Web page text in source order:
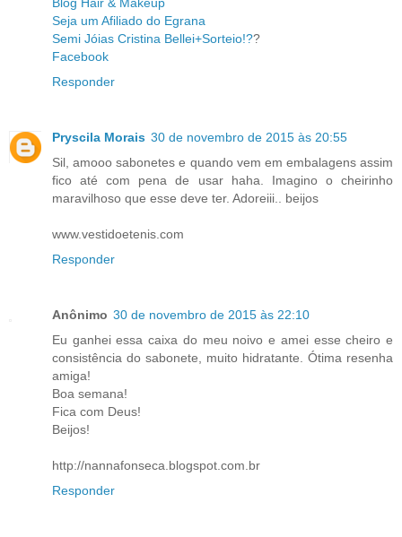
Blog Hair & Makeup
Seja um Afiliado do Egrana
Semi Jóias Cristina Bellei+Sorteio!??
Facebook
Responder
Pryscila Morais 30 de novembro de 2015 às 20:55
Sil, amooo sabonetes e quando vem em embalagens assim
fico até com pena de usar haha. Imagino o cheirinho
maravilhoso que esse deve ter. Adoreiii.. beijos
www.vestidoetenis.com
Responder
Anônimo 30 de novembro de 2015 às 22:10
Eu ganhei essa caixa do meu noivo e amei esse cheiro e
consistência do sabonete, muito hidratante. Ótima resenha
amiga!
Boa semana!
Fica com Deus!
Beijos!
http://nannafonseca.blogspot.com.br
Responder